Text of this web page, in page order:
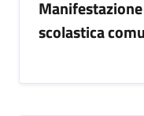
scolastica